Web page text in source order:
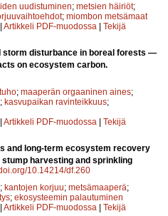
uudistuminen; metsien häiriöt;
; miombon metsämaat
| Artikkeli PDF-muodossa | Tekijä
storm disturbance in boreal forests —
on ecosystem carbon.
; maaperän orgaaninen aines;
; kasvupaikan ravinteikkuus;
| Artikkeli PDF-muodossa | Tekijä
and long-term ecosystem recovery
harvesting and sprinkling
10.14214/df.260
; kantojen korjuu; metsämaaperä;
; ekosysteemin palautuminen
| Artikkeli PDF-muodossa | Tekijä